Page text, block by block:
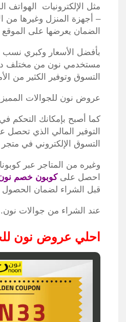
مثل الإلكترونيات الهواتف
– أجهزة المنزل وغيرها من
الضمان يعرضها على الموقع
بأفضل الأسعار وكبري
مستخدمي نون من مختلف
التسوق وتوفير الكثير من
عروض نون للجوالات المميزة
كما أصبح بإمكانك التحكم
التوفير المالي الذي تحصل
التسوق الإلكتروني في
وغيره من المتاجر عبر
احصل علىكوبون خصم
قبل الشراء لضمان
عند الشراء من جوالات نون.
احلي عروض نون